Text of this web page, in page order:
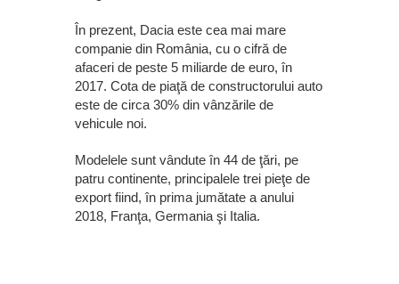
În prezent, Dacia este cea mai mare
companie din România, cu o cifră de
afaceri de peste 5 miliarde de euro, în
2017. Cota de piaţă de constructorului auto
este de circa 30% din vânzările de
vehicule noi.
Modelele sunt vândute în 44 de ţări, pe
patru continente, principalele trei pieţe de
export fiind, în prima jumătate a anului
2018, Franţa, Germania şi Italia.